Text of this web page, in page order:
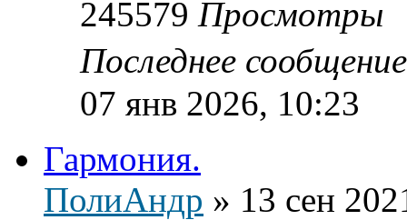
245579 Просмотры
Последнее
07 янв 2026, 10:23
Гармония.
ПолиАндр » 13 сен